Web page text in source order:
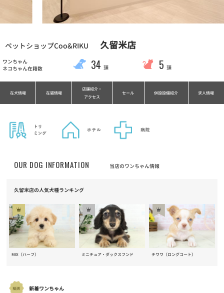
ペットショップCoo&RIKU 久留米店
ワンちゃん
ネコちゃん在籍数
34 頭 5 頭
在犬情報 在猫情報
店舗紹介・
アクセス
セール 併設設備紹介 求人情報
OUR DOG INFORMATION 当店のワンちゃん情報
久留米店の人気犬種ランキング
MIX（ハーフ） ミニチュア・ダックスフンド チワワ（ロングコート）
新着ワンちゃん